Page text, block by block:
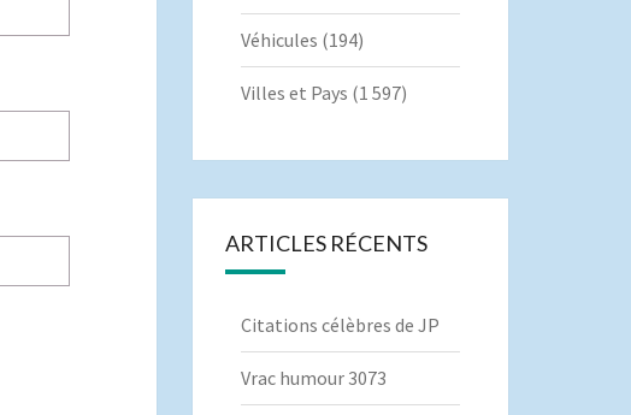
Véhicules (194)
Villes et Pays (1 597)
ARTICLES RÉCENTS
Citations célèbres de JP
Vrac humour 3073